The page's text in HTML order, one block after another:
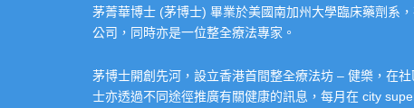
茅菁華博士 (茅博士) 畢業於美國南加州大學臨床藥劑系
公司，同時亦是一位整全療法專家。
茅博士開創先河，設立香港首間整全療法坊 – 健樂，在
士亦透過不同途徑推廣有關健康的訊息，每月在 city